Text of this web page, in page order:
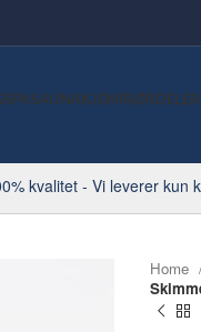
SPASAUNAKJEMIRØRDELER
kvalitet - Vi leverer kun
Home